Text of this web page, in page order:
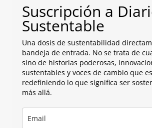
Suscripción a
Sustentable
Una dosis de sustentabilidad
bandeja de entrada. No se trata de
sino de historias poderosas,
sustentables y voces de cambio que
redefiniendo lo que significa ser
más allá.